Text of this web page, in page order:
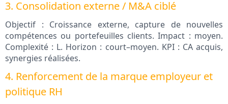
3. Consolidation externe / M&A ciblé
Objectif : Croissance externe, capture de nouvelles
compétences ou portefeuilles clients. Impact : moyen.
Complexité : L. Horizon : court–moyen. KPI : CA acquis,
synergies réalisées.
4. Renforcement de la marque employeur et
politique RH